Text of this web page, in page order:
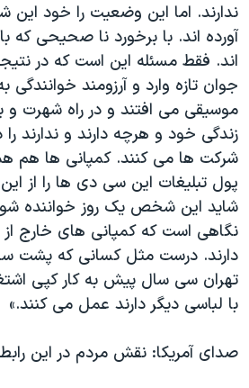
ندارند. اما این وضعیت را خود
آورده اند. با برخورد نا صحیحی که
اند. فقط مسئله این است که در
جوان تازه وارد و آرزومند خوانندگی
موسیقی می افتند و در راه شهرت
زندگی خود و هرچه دارند و ندارند
شرکت ها می کنند. کمپانی ها هم
پول تبلیغات این سی دی ها را از
شاید این شخص یک روز خواننده
نگاهی است که کمپانی های خارج
دارند. درست مثل کسانی که پشت
تهران سی سال پیش به کار کپی
با لباسی دیگر دارند عمل می کنند.»
صدای آمریکا: نقش مردم در این